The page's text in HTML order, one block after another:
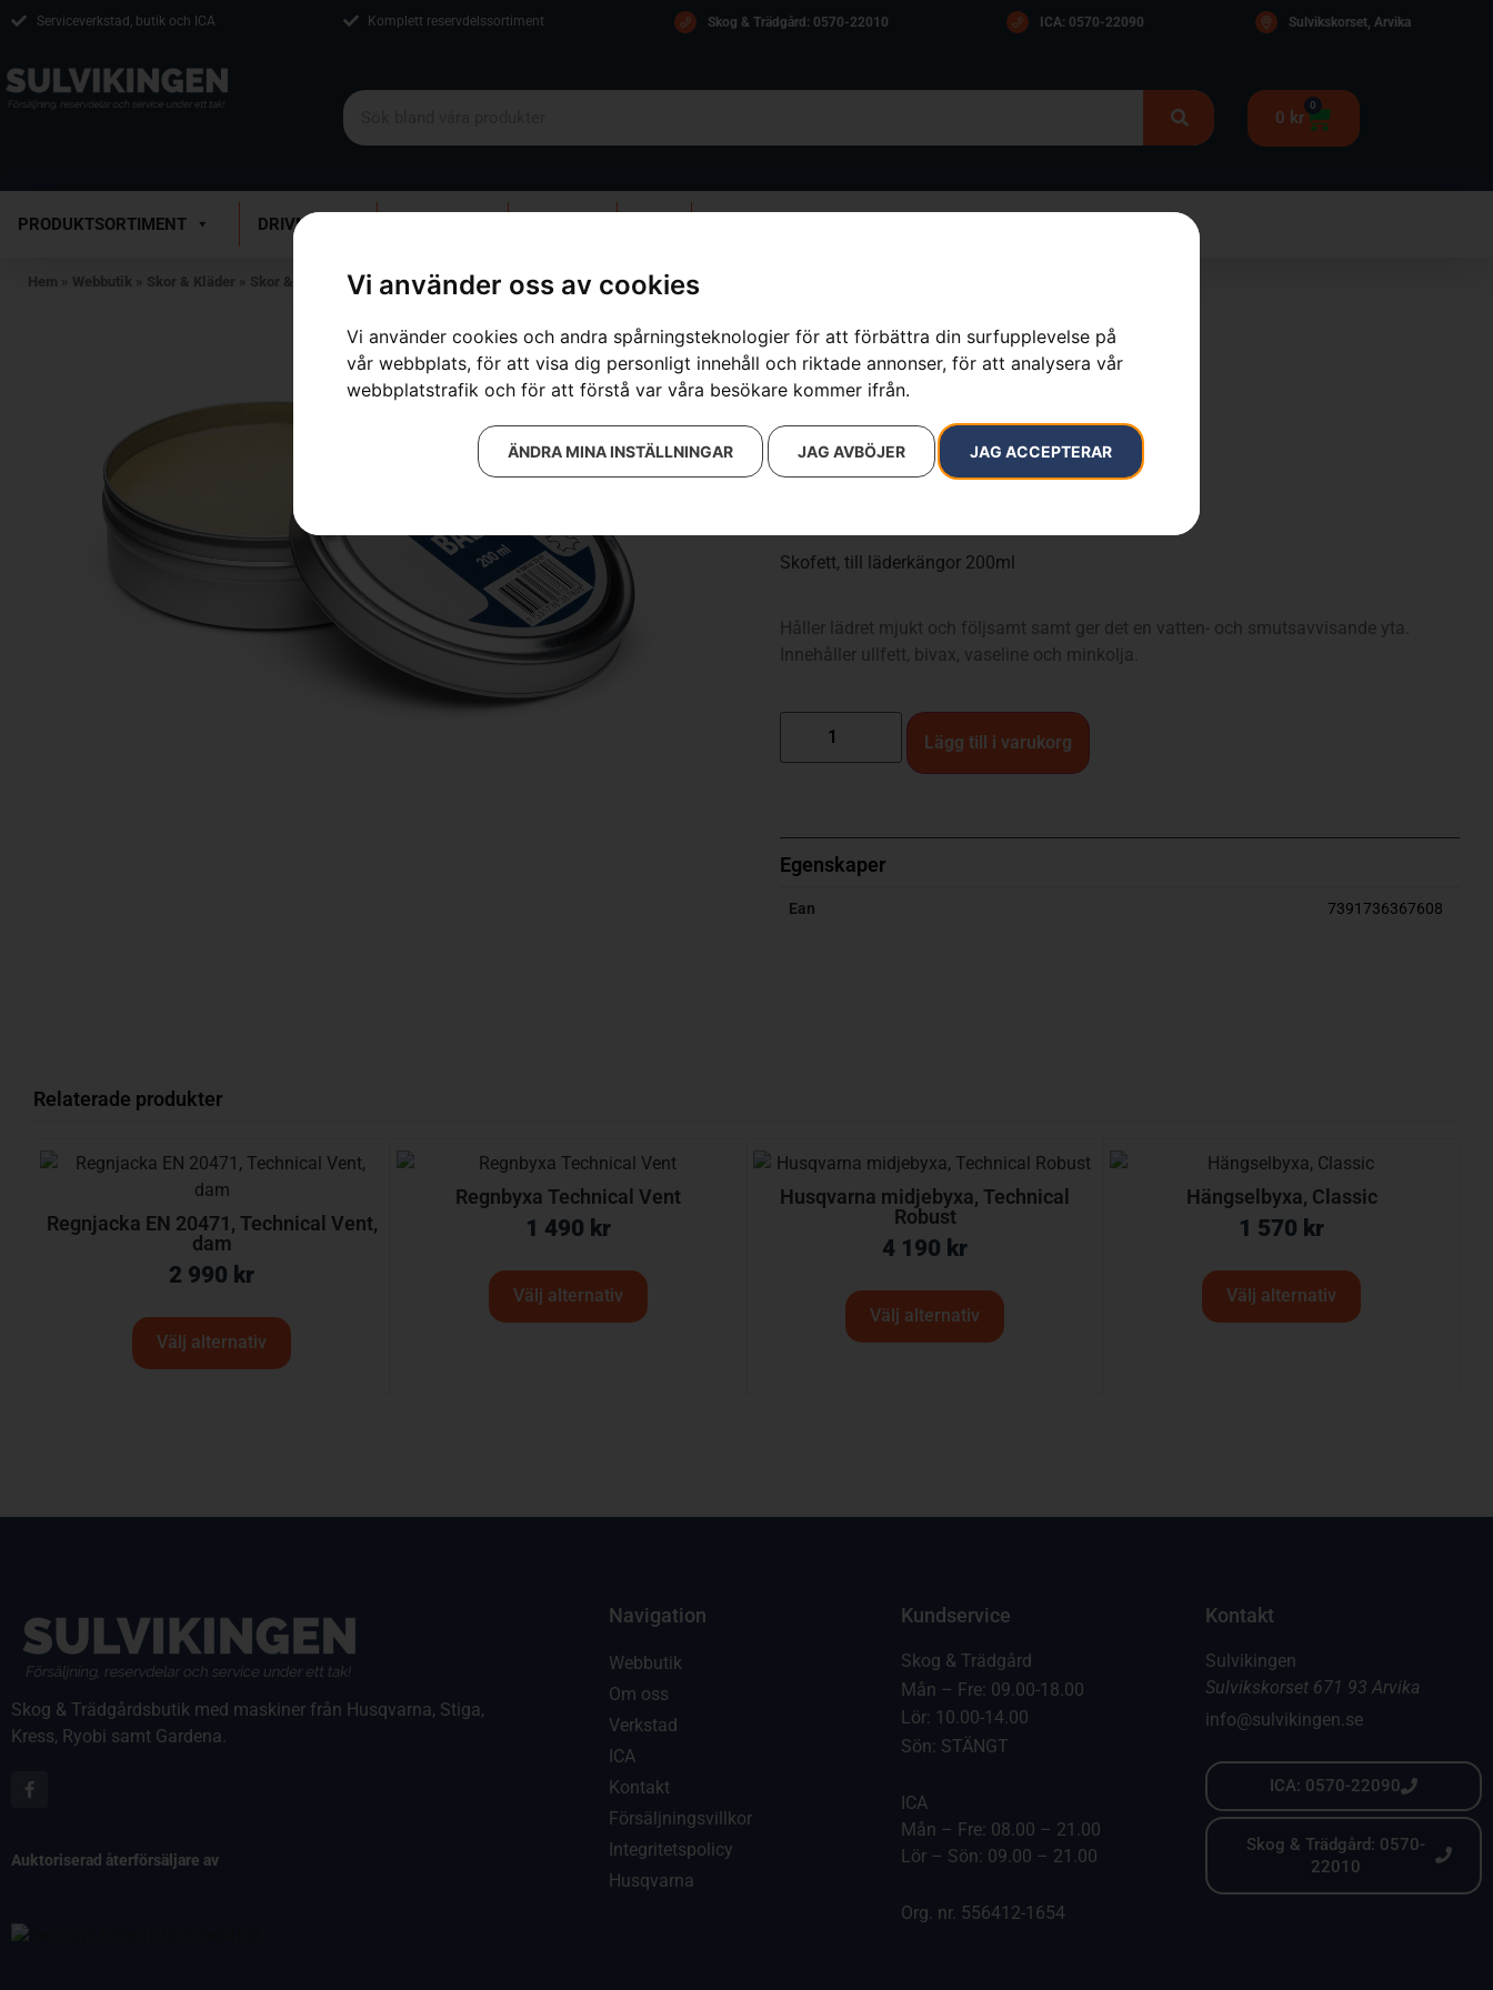
Vi använder oss av cookies
Vi använder cookies och andra spårningsteknologier för att förbättra din surfupplevelse på
vår webbplats, för att visa dig personligt innehåll och riktade annonser, för att analysera vår
webbplatstrafik och för att förstå var våra besökare kommer ifrån.
JAG ACCEPTERAR
JAG AVBÖJER
ÄNDRA MINA INSTÄLLNINGAR
Serviceverkstad, butik och ICA Komplett reservdelssortiment Skog & Trädgård: 0570-22010 ICA: 0570-22090 Sulvikskorset, Arvika
0 kr
0
PRODUKTSORTIMENT DRIVMEDEL
Hem » Webbutik » Skor & Kläder » Skor & Stövlar »Skofett
Skofett
Skor & Kläder
Varumärken:Husqvarna
Skofett, till läderkängor 200ml
Håller lädret mjukt och följsamt samt ger det en vatten- och smutsavvisande yta.
Innehåller ullfett, bivax, vaseline och minkolja.
Lägg till i varukorg
Egenskaper
Ean 7391736367608
Relaterade produkter
Regnjacka EN 20471, Technical Vent,
dam
2 990 kr
Välj alternativ
Regnbyxa Technical Vent
1 490 kr
Välj alternativ
Husqvarna midjebyxa, Technical
Robust
4 190 kr
Välj alternativ
Hängselbyxa, Classic
1 570 kr
Välj alternativ
Skog & Trädgårdsbutik med maskiner från Husqvarna, Stiga,
Kress, Ryobi samt Gardena.
Auktoriserad återförsäljare av
Navigation
Webbutik
Om oss
Verkstad
ICA
Kontakt
Försäljningsvillkor
Integritetspolicy
Husqvarna
Kundservice
Skog & Trädgård
Mån – Fre: 09.00-18.00
Lör: 10.00-14.00
Sön: STÄNGT
ICA
Mån – Fre: 08.00 – 21.00
Lör – Sön: 09.00 – 21.00
Org. nr. 556412-1654
Kontakt
Sulvikingen
Sulvikskorset 671 93 Arvika
info@sulvikingen.se
ICA: 0570-22090
Skog & Trädgård: 0570-
22010